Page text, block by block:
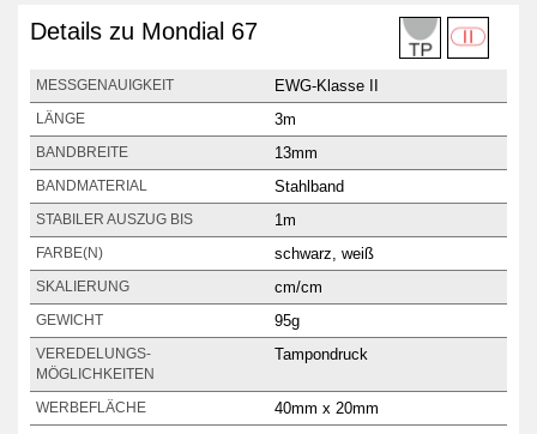
Details zu Mondial 67
MESSGENAUIGKEIT EWG-Klasse II
LÄNGE 3m
BANDBREITE 13mm
BANDMATERIAL Stahlband
STABILER AUSZUG BIS 1m
FARBE(N) schwarz, weiß
SKALIERUNG cm/cm
GEWICHT 95g
VEREDELUNGS­
MÖGLICHKEITEN
Tampondruck
WERBEFLÄCHE 40mm x 20mm